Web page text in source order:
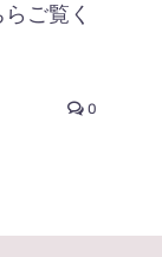
ご覧く
0